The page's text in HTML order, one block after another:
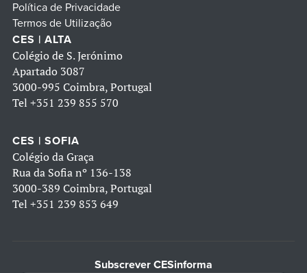
Política de Privacidade
Termos de Utilização
CES | ALTA
Colégio de S. Jerónimo
Apartado 3087
3000-995 Coimbra, Portugal
Tel +351 239 855 570
CES | SOFIA
Colégio da Graça
Rua da Sofia nº 136-138
3000-389 Coimbra, Portugal
Tel +351 239 853 649
Subscrever CESinforma